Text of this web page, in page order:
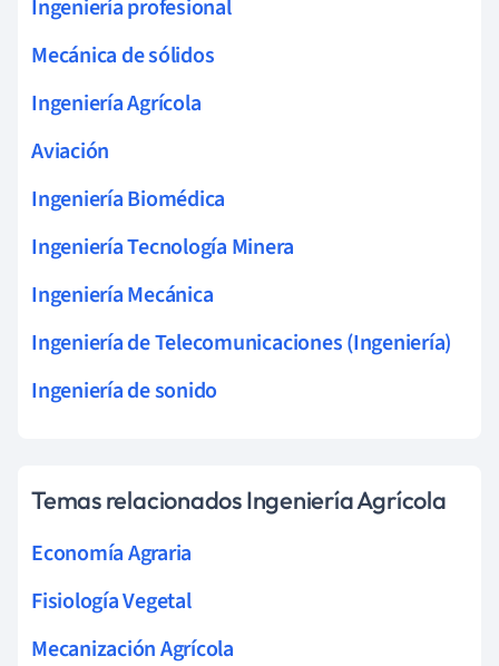
Ingeniería profesional
Mecánica de sólidos
Ingeniería Agrícola
Aviación
Ingeniería Biomédica
Ingeniería Tecnología Minera
Ingeniería Mecánica
Ingeniería de Telecomunicaciones (Ingeniería)
Ingeniería de sonido
Temas relacionados Ingeniería Agrícola
Economía Agraria
Fisiología Vegetal
Mecanización Agrícola